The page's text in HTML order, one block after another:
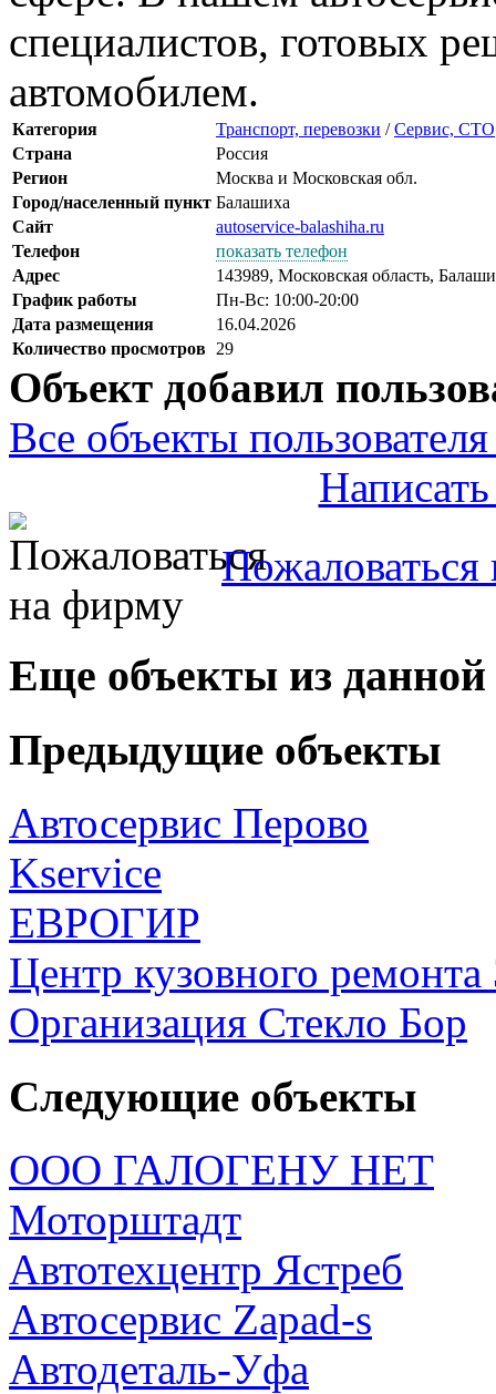
специалистов, готовых
автомобилем.
Категория Транспорт, перевозки /Сервис, СТО
Страна
Россия
Регион
Москва и Московская обл.
Город/населенный пункт Балашиха
Сайт
autoservice-balashiha.ru
Телефон
показать телефон
Адрес
143989, Московская область,
График работы
Пн-Вс: 10:00-20:00
Дата размещения
16.04.2026
Количество просмотров 29
Объект добавил
Все объекты
Еще объекты из данной
Предыдущие объекты
Автосервис Перово
Kservice
ЕВРОГИР
Центр кузовного ремонта
Организация Стекло Бор
Следующие объекты
ООО ГАЛОГЕНУ НЕТ
Моторштадт
Автотехцентр Ястреб
Автосервис Zapad-s
Автодеталь-Уфа